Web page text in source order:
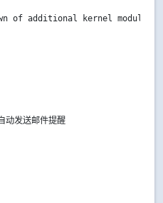
of additional kernel modules"
动发送邮件提醒